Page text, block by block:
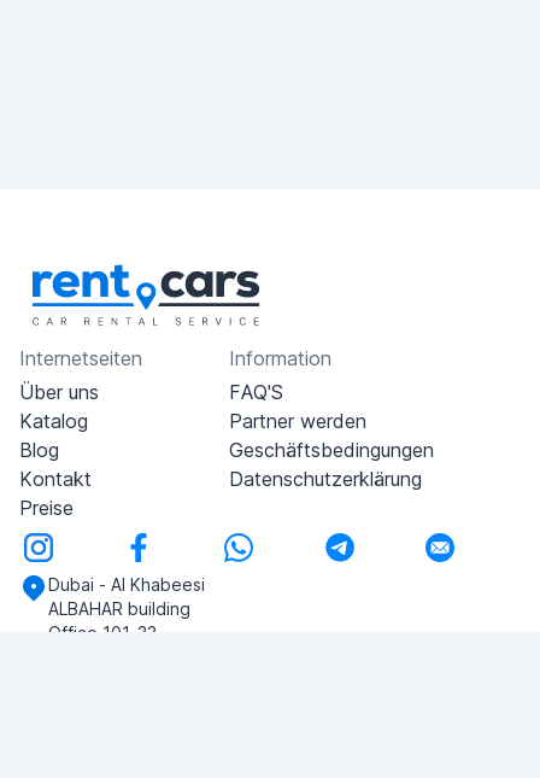
Internetseiten
Über uns
Katalog
Blog
Kontakt
Preise
Information
FAQ'S
Partner werden
Geschäftsbedingungen
Datenschutzerklärung
Dubai - Al Khabeesi
ALBAHAR building
Office 101-33